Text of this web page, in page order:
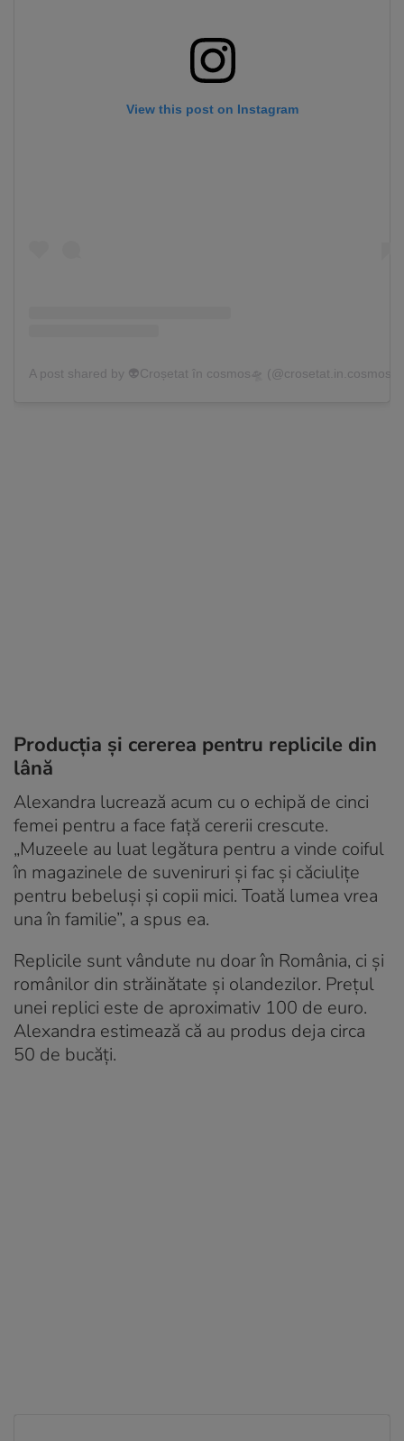
View this post on Instagram
A post shared by 👽Croșetat în cosmos🛸 (@crosetat.in.cosmos)
Producția și cererea pentru replicile din
lână
Alexandra lucrează acum cu o echipă de cinci
femei pentru a face față cererii crescute.
„Muzeele au luat legătura pentru a vinde coiful
în magazinele de suveniruri și fac și căciulițe
pentru bebeluși și copii mici. Toată lumea vrea
una în familie”, a spus ea.
Replicile sunt vândute nu doar în România, ci și
românilor din străinătate și olandezilor. Prețul
unei replici este de aproximativ 100 de euro.
Alexandra estimează că au produs deja circa
50 de bucăți.